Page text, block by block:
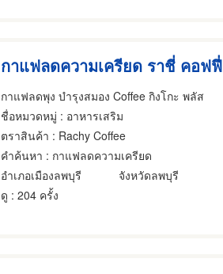
กาแฟลดความเครียด ราชี่ คอฟฟี่
กาแฟลดพุง บำรุงสมอง Coffee กิงโกะ พลัส
ชื่อหมวดหมู่ : อาหารเสริม
ตราสินค้า : Rachy Coffee
คำค้นหา : กาแฟลดความเครียด
อำเภอเมืองลพบุรี
จังหวัดลพบุรี
ดู : 204 ครั้ง